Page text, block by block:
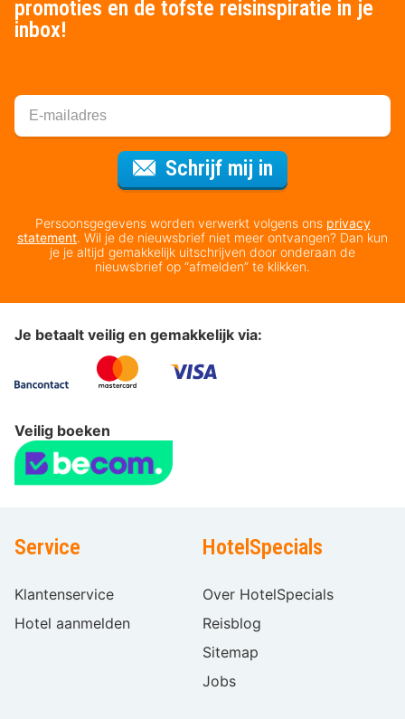
promoties en de tofste reisinspiratie in je
inbox!
Schrijf mij in
Persoonsgegevens worden verwerkt volgens ons privacy
statement. Wil je de nieuwsbrief niet meer ontvangen? Dan kun
je je altijd gemakkelijk uitschrijven door onderaan de
nieuwsbrief op “afmelden” te klikken.
Je betaalt veilig en gemakkelijk via:
Veilig boeken
Service
Klantenservice
Hotel aanmelden
HotelSpecials
Over HotelSpecials
Reisblog
Sitemap
Jobs